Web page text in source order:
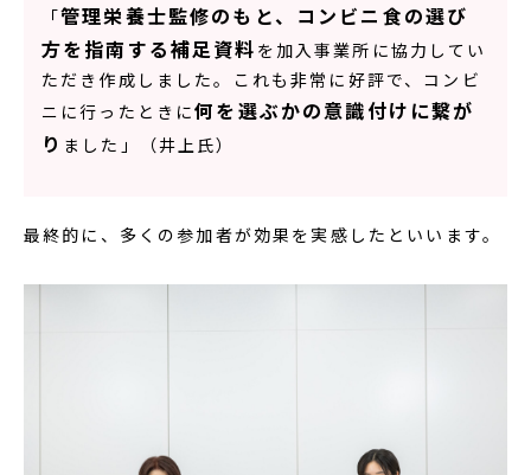
「管理栄養士監修のもと、コンビニ食の選び
方を指南する補足資料 を加入事業所に協力してい
ただき作成しました。これも非常に好評で、コンビ
ニに行ったときに何を選ぶかの意識付けに繋が
り ました」（井上氏）
最終的に、多くの参加者が効果を実感したといいます。